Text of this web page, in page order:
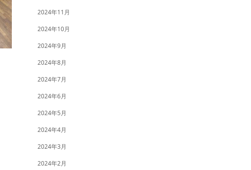
2024年11月
2024年10月
2024年9月
2024年8月
2024年7月
2024年6月
2024年5月
2024年4月
2024年3月
2024年2月